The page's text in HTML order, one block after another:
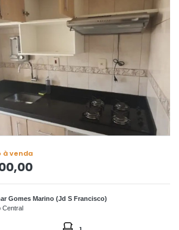
à venda
Gomes Marino (Jd S Francisco)
Central